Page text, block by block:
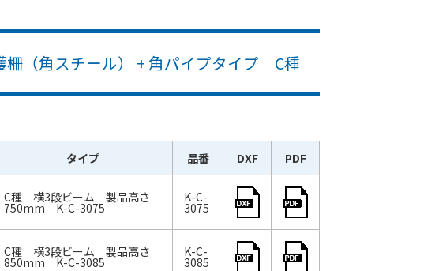
柵（角スチール） + 角パイプタイプ C種
タイプ 品番 DXF PDF
C種 横3段ビーム 製品高さ
750mm K-C-3075
K-C-
3075
C種 横3段ビーム 製品高さ
850mm K-C-3085
K-C-
3085